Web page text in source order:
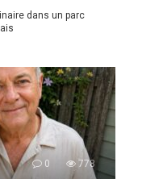
dans un parc
0 778